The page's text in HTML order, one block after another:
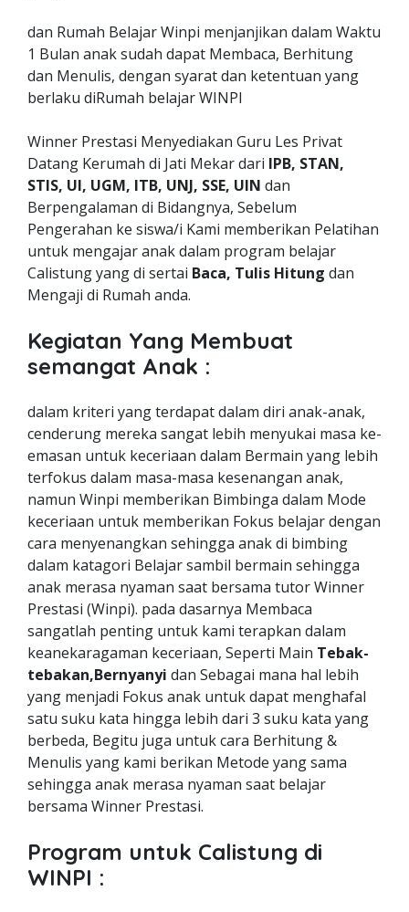
dan Rumah Belajar Winpi menjanjikan dalam Waktu
1 Bulan anak sudah dapat Membaca, Berhitung
dan Menulis, dengan syarat dan ketentuan yang
berlaku diRumah belajar WINPI
Winner Prestasi Menyediakan Guru Les Privat
Datang Kerumah di Jati Mekar dari IPB, STAN,
STIS, UI, UGM, ITB, UNJ, SSE, UIN dan
Berpengalaman di Bidangnya, Sebelum
Pengerahan ke siswa/i Kami memberikan Pelatihan
untuk mengajar anak dalam program belajar
Calistung yang di sertai Baca, Tulis Hitung dan
Mengaji di Rumah anda.
Kegiatan Yang Membuat
semangat Anak :
dalam kriteri yang terdapat dalam diri anak-anak,
cenderung mereka sangat lebih menyukai masa ke-
emasan untuk keceriaan dalam Bermain yang lebih
terfokus dalam masa-masa kesenangan anak,
namun Winpi memberikan Bimbinga dalam Mode
keceriaan untuk memberikan Fokus belajar dengan
cara menyenangkan sehingga anak di bimbing
dalam katagori Belajar sambil bermain sehingga
anak merasa nyaman saat bersama tutor Winner
Prestasi (Winpi). pada dasarnya Membaca
sangatlah penting untuk kami terapkan dalam
keanekaragaman keceriaan, Seperti Main Tebak-
tebakan,Bernyanyi dan Sebagai mana hal lebih
yang menjadi Fokus anak untuk dapat menghafal
satu suku kata hingga lebih dari 3 suku kata yang
berbeda, Begitu juga untuk cara Berhitung &
Menulis yang kami berikan Metode yang sama
sehingga anak merasa nyaman saat belajar
bersama Winner Prestasi.
Program untuk Calistung di
WINPI :